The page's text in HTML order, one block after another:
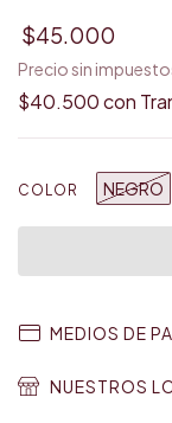
$45.000
Precio sin
$40.500con
COLOR NEGRO
MEDIOS DE
NUESTROS